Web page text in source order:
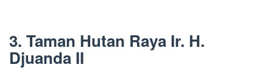
3. Taman Hutan Raya Ir. H.
Djuanda II